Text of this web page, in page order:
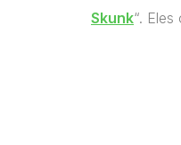
Skunk“.